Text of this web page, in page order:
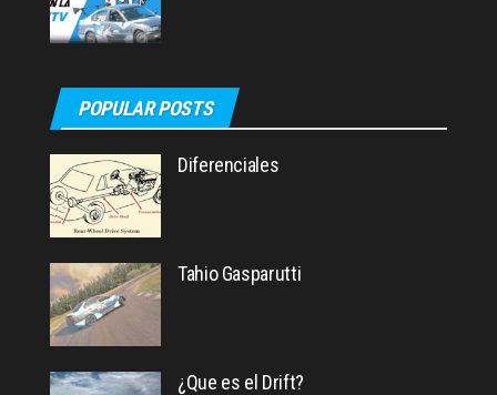
POPULAR POSTS
Diferenciales
Tahio Gasparutti
¿Que es el Drift?